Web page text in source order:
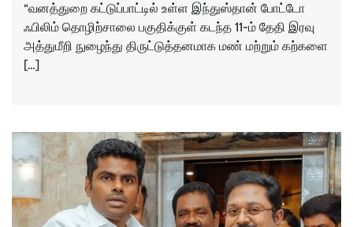
“வனத்துறை கட்டுப்பாட்டில் உள்ள இந்துஸ்தான் போட்டோ
ஃபிலிம் தொழிற்சாலை பகுதிக்குள் கடந்த 11-ம் தேதி இரவு
அத்துமீறி நுழைந்து திருட்டுத்தனமாக மண் மற்றும் கற்களை
[…]